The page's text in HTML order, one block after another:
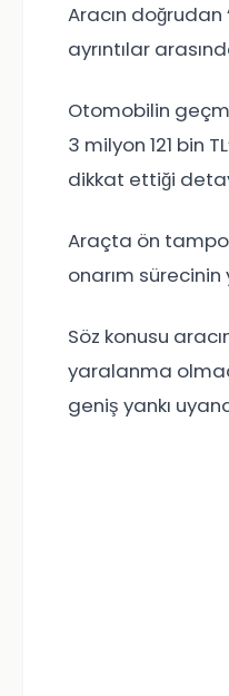
Aracın doğrudan
ayrıntılar
Otomobilin
3 milyon 121 bin
dikkat ettiği
Araçta ön
onarım
Söz konusu
yaralanma
geniş yankı